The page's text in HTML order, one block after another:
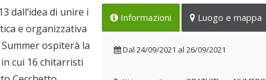
La I edizione del “Jazz Guitar
Award"
Dal 24/09/2021 al 26/09/2021
dall’idea di unire i
e organizzativa
ospiterà la
cui 16 chitarristi
Informazioni Luogo e mappa
Dal 24/09/2021 al 26/09/2021